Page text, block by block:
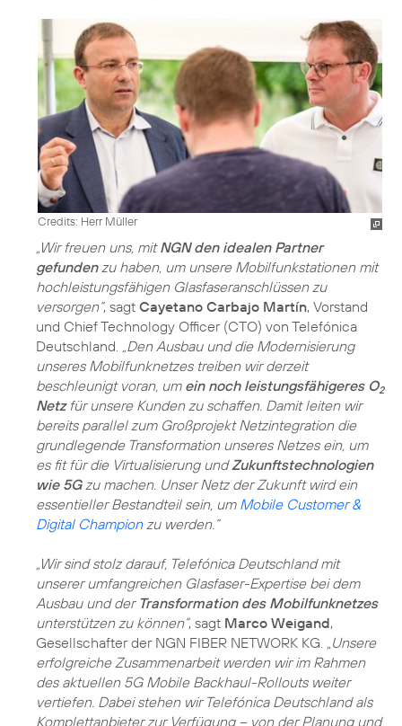
Credits: Herr Müller
„Wir freuen uns, mitNGN den idealen Partner
gefundenzu haben, um unsere Mobilfunkstationen mit
hochleistungsfähigen Glasfaseranschlüssen zu
versorgen“, sagt Cayetano Carbajo Martín, Vorstand
und Chief Technology Officer (CTO) von Telefónica
Deutschland. „Den Ausbau und die Modernisierung
unseres Mobilfunknetzes treiben wir derzeit
beschleunigt voran, um ein noch leistungsfähigeres O2
Netzfür unsere Kunden zu schaffen. Damit leiten wir
bereits parallel zum Großprojekt Netzintegration die
grundlegende Transformation unseres Netzes ein, um
es fit für die Virtualisierung undZukunftstechnologien
wie 5Gzu machen. Unser Netz der Zukunft wird ein
essentieller Bestandteil sein, um Mobile Customer &
Digital Championzu werden.“
„Wir sind stolz darauf, Telefónica Deutschland mit
unserer umfangreichen Glasfaser-Expertise bei dem
Ausbau und der Transformation des Mobilfunknetzes
unterstützen zu können“, sagt Marco Weigand,
Gesellschafter der NGN FIBER NETWORK KG. „Unsere
erfolgreiche Zusammenarbeit werden wir im Rahmen
des aktuellen 5G Mobile Backhaul-Rollouts weiter
vertiefen. Dabei stehen wir Telefónica Deutschland als
Komplettanbieter zur Verfügung – von der Planung und